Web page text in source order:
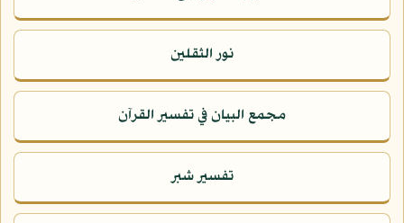
نور الثقلين
مجمع البيان في تفسير القرآن
تفسير شبر